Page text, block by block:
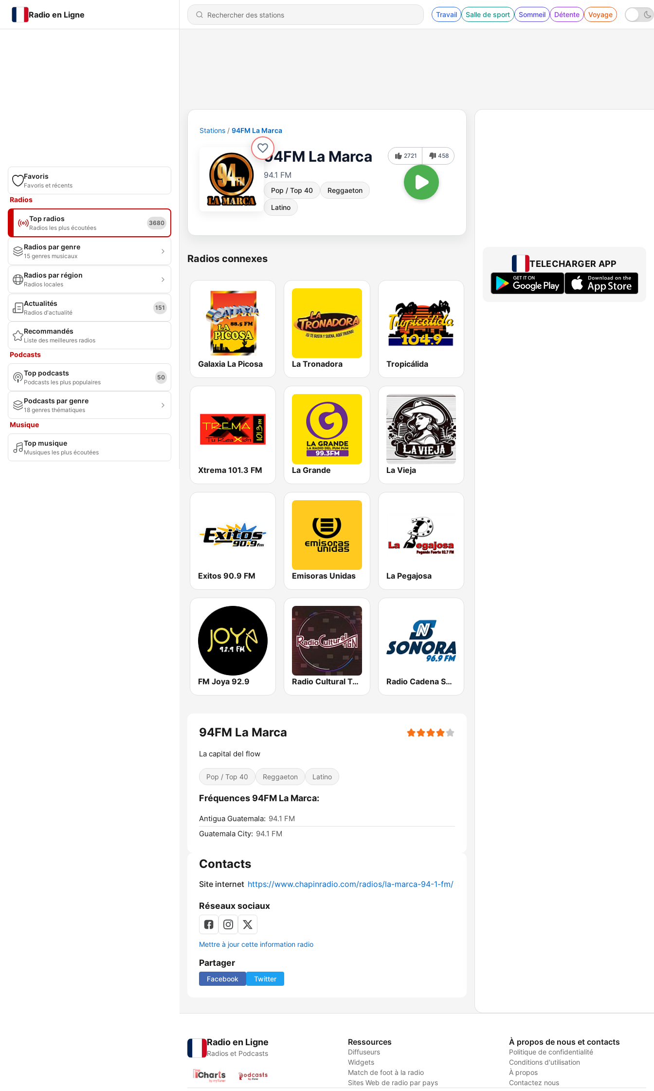
Radio en Ligne Travail Salle de sport Sommeil Détente Voyage
Favoris
Favoris et récents
Radios
Top radios
Radios les plus écoutées
3680
Radios par genre
15 genres musicaux
Radios par région
Radios locales
Actualités
Radios d'actualité
151
Recommandés
Liste des meilleures radios
Podcasts
Top podcasts
Podcasts les plus populaires
50
Podcasts par genre
18 genres thématiques
Musique
Top musique
Musiques les plus écoutées
Stations 94FM La Marca
94FM La Marca
94.1 FM
Pop / Top 40 Reggaeton
Latino
2721 458
Radios connexes
Galaxia La Picosa La Tronadora Tropicálida
Xtrema 101.3 FM La Grande La Vieja
Exitos 90.9 FM Emisoras Unidas La Pegajosa
FM Joya 92.9 Radio Cultural TGN Radio Cadena Sonora
94FM La Marca
La capital del flow
Pop / Top 40 Reggaeton Latino
Fréquences 94FM La Marca:
Antigua Guatemala: 94.1 FM
Guatemala City: 94.1 FM
Contacts
Site internet https://www.chapinradio.com/radios/la-marca-94-1-fm/
Réseaux sociaux
Mettre à jour cette information radio
Partager
Facebook Twitter
TELECHARGER APP
Radio en Ligne
Radios et Podcasts
Ressources
Diffuseurs
Widgets
Match de foot à la radio
Sites Web de radio par pays
À propos de nous et contacts
Politique de confidentialité
Conditions d'utilisation
À propos
Contactez nous